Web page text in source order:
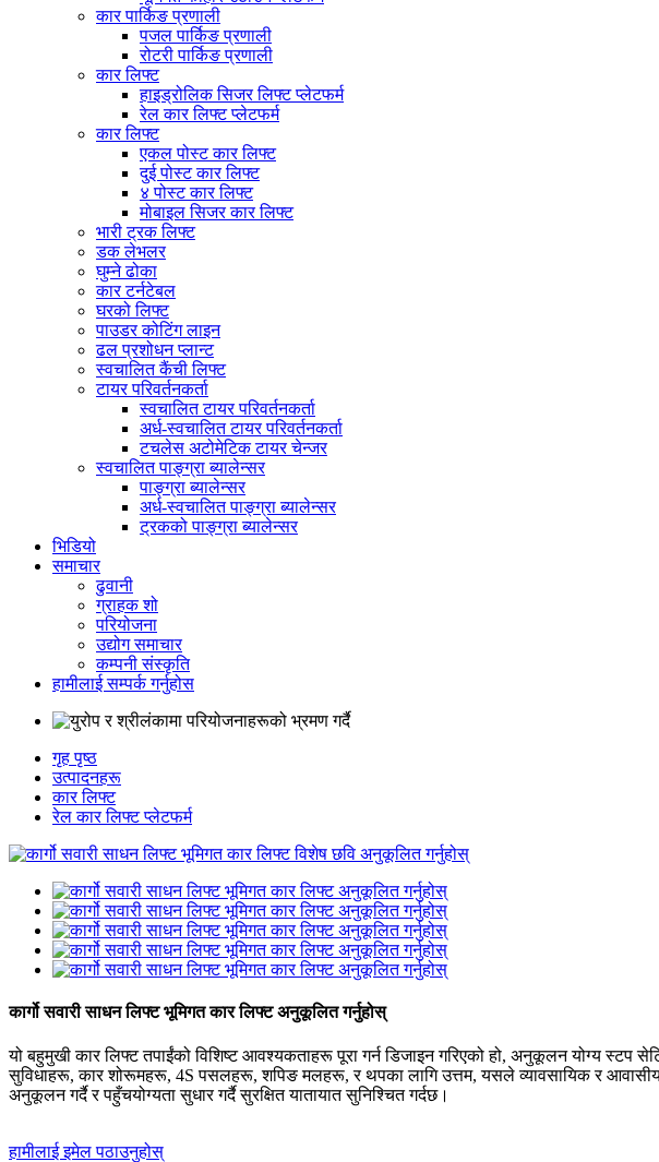
कार पार्किङ प्रणाली
पजल पार्किङ प्रणाली
रोटरी पार्किङ प्रणाली
कार लिफ्ट
हाइड्रोलिक सिजर लिफ्ट प्लेटफर्म
रेल कार लिफ्ट प्लेटफर्म
कार लिफ्ट
एकल पोस्ट कार लिफ्ट
दुई पोस्ट कार लिफ्ट
४ पोस्ट कार लिफ्ट
मोबाइल सिजर कार लिफ्ट
भारी ट्रक लिफ्ट
डक लेभलर
घुम्ने ढोका
कार टर्नटेबल
घरको लिफ्ट
पाउडर कोटिंग लाइन
ढल प्रशोधन प्लान्ट
स्वचालित कैंची लिफ्ट
टायर परिवर्तनकर्ता
स्वचालित टायर परिवर्तनकर्ता
अर्ध-स्वचालित टायर परिवर्तनकर्ता
टचलेस अटोमेटिक टायर चेन्जर
स्वचालित पाङ्ग्रा ब्यालेन्सर
पाङ्ग्रा ब्यालेन्सर
अर्ध-स्वचालित पाङ्ग्रा ब्यालेन्सर
ट्रकको पाङ्ग्रा ब्यालेन्सर
भिडियो
समाचार
ढुवानी
ग्राहक शो
परियोजना
उद्योग समाचार
कम्पनी संस्कृति
हामीलाई सम्पर्क गर्नुहोस
गृह पृष्ठ
उत्पादनहरू
कार लिफ्ट
रेल कार लिफ्ट प्लेटफर्म
कार्गो सवारी साधन लिफ्ट भूमिगत कार लिफ्ट अनुकूलित गर्नुहोस्
यो बहुमुखी कार लिफ्ट तपाईंको विशिष्ट आवश्यकताहरू पूरा गर्न डिजाइन गरिएको हो, अनुकूलन योग्य स्टप
सुविधाहरू, कार शोरूमहरू, 4S पसलहरू, शपिङ मलहरू, र थपका लागि उत्तम, यसले व्यावसायिक र आवासीय
अनुकूलन गर्दै र पहुँचयोग्यता सुधार गर्दै सुरक्षित यातायात सुनिश्चित गर्दछ।
हामीलाई इमेल पठाउनुहोस्